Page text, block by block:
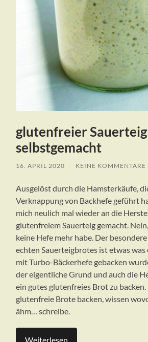
glutenfreier Sauerteig
selbstgemacht
16. APRIL 2020 KEINE KOMMENTARE
Ausgelöst durch die Hamsterkäufe,
Verknappung von Backhefe geführt
mich neulich mal wieder an die
glutenfreiem Sauerteig gemacht.
keine Hefe mehr habe. Der
echten Sauerteigbrotes ist etwas was
mit Turbo-Bäckerhefe gebacken
der eigentliche Grund und auch die
ein gutes glutenfreies Brot zu
glutenfreie Brote backen, wissen
ähm… schreibe.
Weiterlesen